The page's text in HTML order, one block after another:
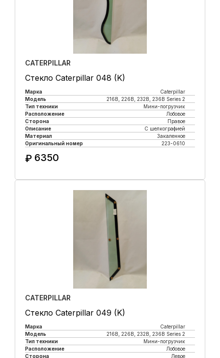
CATERPILLAR
Стекло Caterpillar 048 (K)
Марка
Caterpillar
Модель
216B, 226B, 232B, 236B Series 2
Тип техники
Мини-погрузчик
Расположение
Лобовое
Сторона
Правое
Описание
С шелкографией
Материал
Закаленное
Оригинальный номер
223-0610
₽ 6350
CATERPILLAR
Стекло Caterpillar 049 (K)
Марка
Caterpillar
Модель
216B, 226B, 232B, 236B Series 2
Тип техники
Мини-погрузчик
Расположение
Лобовое
Сторона
Левое